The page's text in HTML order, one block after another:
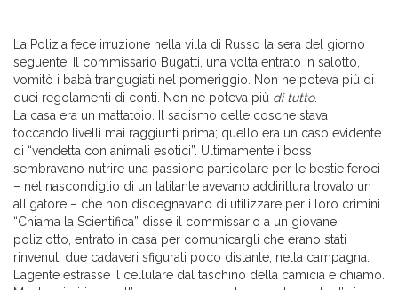
La Polizia fece irruzione nella villa di Russo la sera del giorno
seguente. Il commissario Bugatti, una volta entrato in salotto,
vomitò i babà trangugiati nel pomeriggio. Non ne poteva più di
quei regolamenti di conti. Non ne poteva più di tutto.
La casa era un mattatoio. Il sadismo delle cosche stava
toccando livelli mai raggiunti prima; quello era un caso evidente
di “vendetta con animali esotici”. Ultimamente i boss
sembravano nutrire una passione particolare per le bestie feroci
– nel nascondiglio di un latitante avevano addirittura trovato un
alligatore – che non disdegnavano di utilizzare per i loro crimini.
“Chiama la Scientifica” disse il commissario a un giovane
poliziotto, entrato in casa per comunicargli che erano stati
rinvenuti due cadaveri sfigurati poco distante, nella campagna.
L’agente estrasse il cellulare dal taschino della camicia e chiamò.